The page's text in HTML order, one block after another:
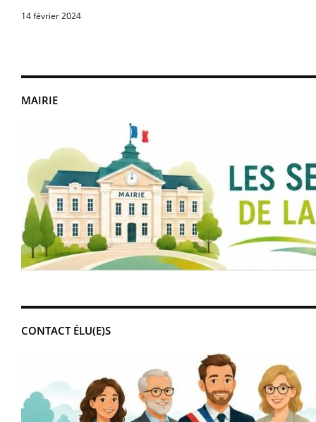
MAIRIE
CONTACT ÉLU(E)S
14 février 2024